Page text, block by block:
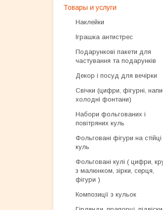
Товары и услуги
Наклейки
Іграшка антистрес
Подарункові пакети для
частування та подарунків
Декор і посуд для вечірки
Свічки (цифри, фігурні,
холодні фонтани)
Набори фольгованих і
повітряних куль
Фольговані фігури на стійці
куль
Фольговані кулі ( цифри,
з малюнком, зірки, серця,
фігури )
Композиції з кульок